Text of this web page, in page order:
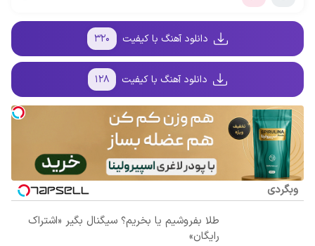
دانلود آهنگ با کیفیت ۳۲۰
دانلود آهنگ با کیفیت ۱۲۸
وبگردی
طلا بفروشیم یا بخریم؟ سیگنال بگیر «اشتراک
رایگان»